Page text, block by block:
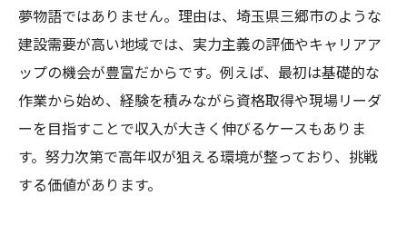
夢物語ではありません。理由は、埼玉県三郷市のような
建設需要が高い地域では、実力主義の評価やキャリアア
ップの機会が豊富だからです。例えば、最初は基礎的な
作業から始め、経験を積みながら資格取得や現場リーダ
ーを目指すことで収入が大きく伸びるケースもありま
す。努力次第で高年収が狙える環境が整っており、挑戦
する価値があります。